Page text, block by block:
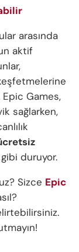
arasında
aktif
Games,
sağlarken,
duruyor.
Sizce Epic